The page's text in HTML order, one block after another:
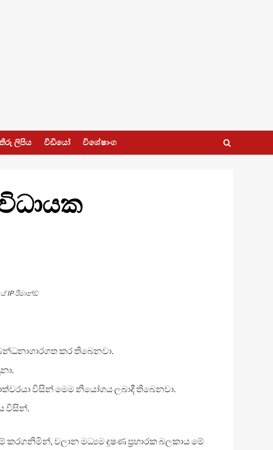
ලිපිය වීඩියෝ විශේෂාංග
IP රිමාන්ඩ්
කර තිබෙනවා.
විසින් මෙම නියෝගය ලබාදී තිබෙනවා.
විසින්.
වලාන මධ්‍යම දූෂණ ප්‍රහාරක බලකාය මේ